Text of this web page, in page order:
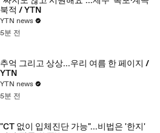
북적 / YTN
YTN news
5분 전
추억 그리고 상상...우리 여름 한 페이지 /
YTN
YTN news
5분 전
"CT 없이 입체진단 가능"...비법은 '한지'